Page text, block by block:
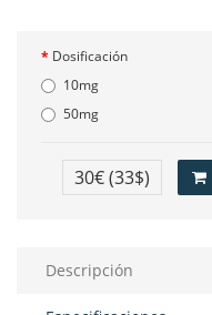
Dosificación
10mg
50mg
30€(33$)
Descripción